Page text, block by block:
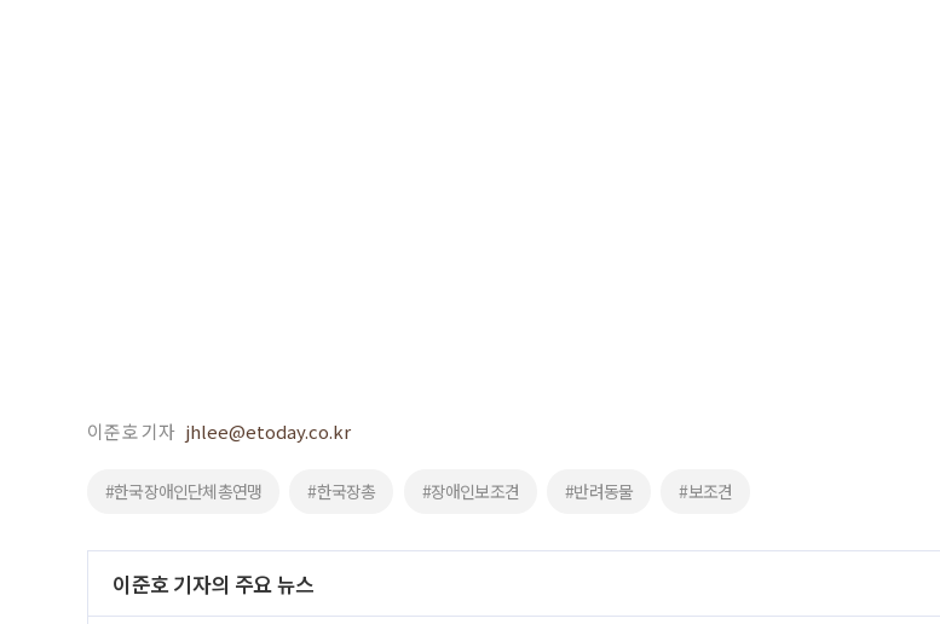
이준호 기자 jhlee@etoday.co.kr
#한국장애인단체총연맹 #한국장총 #장애인보조견 #반려동물 #보조견
이준호 기자의 주요 뉴스